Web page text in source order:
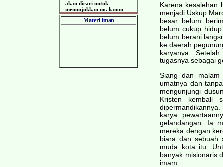
akan dicari untuk
menunjukkan no. kanon
Materi iman
Karena kesalehan
menjadi Uskup
besar belum
belum cukup
belum berani
ke daerah
karyanya.
tugasnya sebagai
Siang dan malam
umatnya dan
mengunjungi
Kristen kembali
dipermandikannya.
karya
gelandangan. Ia
mereka dengan
biara dan sebuah
muda kota itu.
banyak misionaris
imam.